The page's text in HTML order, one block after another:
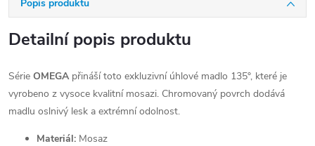
Popis produktu
Detailní popis produktu
Série OMEGApřináší toto exkluzivní úhlové madlo 135°, které je
vyrobeno z vysoce kvalitní mosazi. Chromovaný povrch dodává
madlu oslnivý lesk a extrémní odolnost.
Materiál: Mosaz